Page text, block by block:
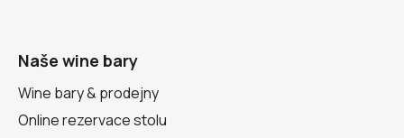
Naše wine bary
Wine bary & prodejny
Online rezervace stolu